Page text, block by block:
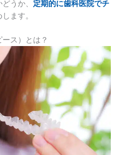
うか、 定期的に歯科医院でチ
ます。
ス）とは？